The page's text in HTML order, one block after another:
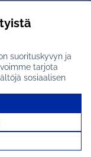
suorituskyvyn ja
tarjota
sosiaalisen
ohjelmiston